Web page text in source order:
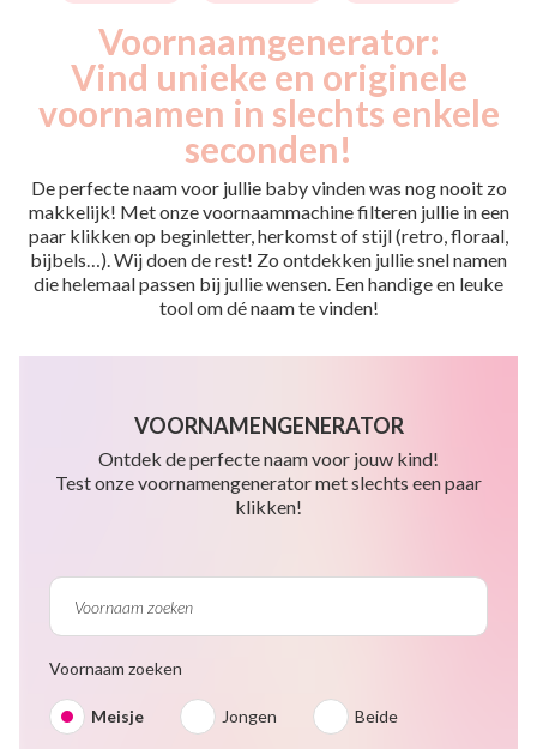
Voornaamgenerator:
Vind unieke en originele
voornamen in slechts enkele
seconden!
De perfecte naam voor jullie baby vinden was nog nooit zo
makkelijk! Met onze voornaammachine filteren jullie in een
paar klikken op beginletter, herkomst of stijl (retro, floraal,
bijbels…). Wij doen de rest! Zo ontdekken jullie snel namen
die helemaal passen bij jullie wensen. Een handige en leuke
tool om dé naam te vinden!
VOORNAMENGENERATOR
Ontdek de perfecte naam voor jouw kind!
Test onze voornamengenerator met slechts een paar
klikken!
Voornaam zoeken
Meisje Jongen Beide